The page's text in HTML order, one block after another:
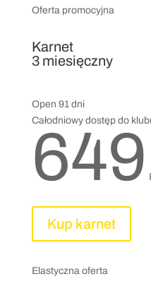
Oferta promocyjna
Karnet
3 miesięczny
Open 91 dni
Całodniowy dostęp do
649
Kup karnet
Elastyczna oferta